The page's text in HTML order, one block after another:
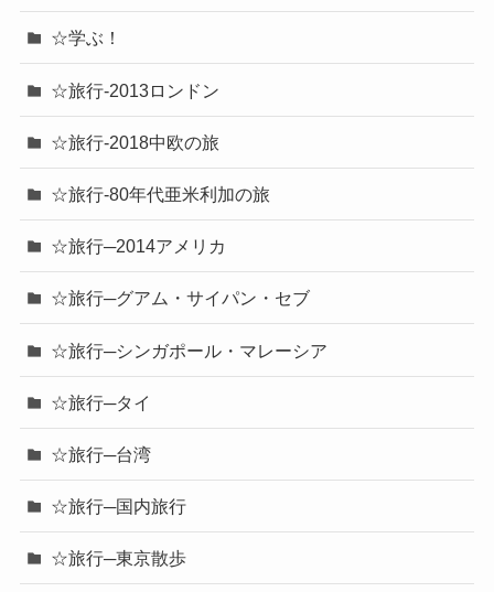
☆学ぶ！
☆旅行-2013ロンドン
☆旅行-2018中欧の旅
☆旅行-80年代亜米利加の旅
☆旅行─2014アメリカ
☆旅行─グアム・サイパン・セブ
☆旅行─シンガポール・マレーシア
☆旅行─タイ
☆旅行─台湾
☆旅行─国内旅行
☆旅行─東京散歩